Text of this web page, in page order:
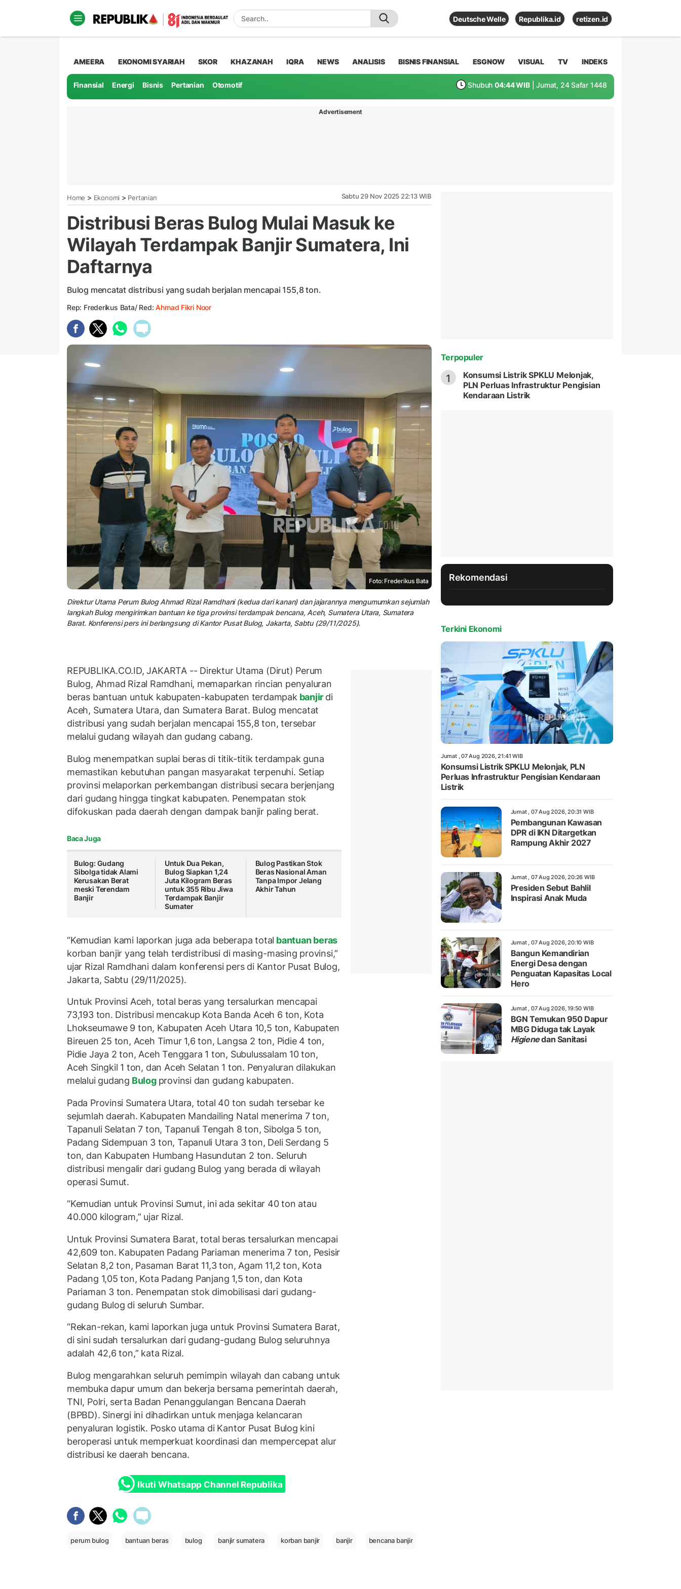
Deutsche Welle Republika.id retizen.id
AMEERA EKONOMI SYARIAH SKOR KHAZANAH IQRA NEWS ANALISIS BISNIS FINANSIAL ESGNOW VISUAL TV INDEKS
Finansial Energi Bisnis Pertanian Otomotif Shubuh 04:44 WIB | Jumat, 24 Safar 1448
Advertisement
Home > Ekonomi > Pertanian Sabtu 29 Nov 2025 22:13 WIB
Distribusi Beras Bulog Mulai Masuk ke
Wilayah Terdampak Banjir Sumatera, Ini
Daftarnya
Bulog mencatat distribusi yang sudah berjalan mencapai 155,8 ton.
Rep: Frederikus Bata/ Red:Ahmad Fikri Noor
Foto: Frederikus Bata
Direktur Utama Perum Bulog Ahmad Rizal Ramdhani (kedua dari kanan) dan jajarannya mengumumkan sejumlah
langkah Bulog mengirimkan bantuan ke tiga provinsi terdampak bencana, Aceh, Sumatera Utara, Sumatera
Barat. Konferensi pers ini berlangsung di Kantor Pusat Bulog, Jakarta, Sabtu (29/11/2025).
REPUBLIKA.CO.ID, JAKARTA -- Direktur Utama (Dirut) Perum
Bulog, Ahmad Rizal Ramdhani, memaparkan rincian penyaluran
beras bantuan untuk kabupaten-kabupaten terdampak banjir di
Aceh, Sumatera Utara, dan Sumatera Barat. Bulog mencatat
distribusi yang sudah berjalan mencapai 155,8 ton, tersebar
melalui gudang wilayah dan gudang cabang.
Bulog menempatkan suplai beras di titik-titik terdampak guna
memastikan kebutuhan pangan masyarakat terpenuhi. Setiap
provinsi melaporkan perkembangan distribusi secara berjenjang
dari gudang hingga tingkat kabupaten. Penempatan stok
difokuskan pada daerah dengan dampak banjir paling berat.
Baca Juga
Bulog: Gudang
Sibolga tidak Alami
Kerusakan Berat
meski Terendam
Banjir
Untuk Dua Pekan,
Bulog Siapkan 1,24
Juta Kilogram Beras
untuk 355 Ribu Jiwa
Terdampak Banjir
Sumater
Bulog Pastikan Stok
Beras Nasional Aman
Tanpa Impor Jelang
Akhir Tahun
“Kemudian kami laporkan juga ada beberapa total bantuan beras
korban banjir yang telah terdistribusi di masing-masing provinsi,”
ujar Rizal Ramdhani dalam konferensi pers di Kantor Pusat Bulog,
Jakarta, Sabtu (29/11/2025).
Untuk Provinsi Aceh, total beras yang tersalurkan mencapai
73,193 ton. Distribusi mencakup Kota Banda Aceh 6 ton, Kota
Lhokseumawe 9 ton, Kabupaten Aceh Utara 10,5 ton, Kabupaten
Bireuen 25 ton, Aceh Timur 1,6 ton, Langsa 2 ton, Pidie 4 ton,
Pidie Jaya 2 ton, Aceh Tenggara 1 ton, Subulussalam 10 ton,
Aceh Singkil 1 ton, dan Aceh Selatan 1 ton. Penyaluran dilakukan
melalui gudang Bulog provinsi dan gudang kabupaten.
Pada Provinsi Sumatera Utara, total 40 ton sudah tersebar ke
sejumlah daerah. Kabupaten Mandailing Natal menerima 7 ton,
Tapanuli Selatan 7 ton, Tapanuli Tengah 8 ton, Sibolga 5 ton,
Padang Sidempuan 3 ton, Tapanuli Utara 3 ton, Deli Serdang 5
ton, dan Kabupaten Humbang Hasundutan 2 ton. Seluruh
distribusi mengalir dari gudang Bulog yang berada di wilayah
operasi Sumut.
“Kemudian untuk Provinsi Sumut, ini ada sekitar 40 ton atau
40.000 kilogram,” ujar Rizal.
Untuk Provinsi Sumatera Barat, total beras tersalurkan mencapai
42,609 ton. Kabupaten Padang Pariaman menerima 7 ton, Pesisir
Selatan 8,2 ton, Pasaman Barat 11,3 ton, Agam 11,2 ton, Kota
Padang 1,05 ton, Kota Padang Panjang 1,5 ton, dan Kota
Pariaman 3 ton. Penempatan stok dimobilisasi dari gudang-
gudang Bulog di seluruh Sumbar.
“Rekan-rekan, kami laporkan juga untuk Provinsi Sumatera Barat,
di sini sudah tersalurkan dari gudang-gudang Bulog seluruhnya
adalah 42,6 ton,” kata Rizal.
Bulog mengarahkan seluruh pemimpin wilayah dan cabang untuk
membuka dapur umum dan bekerja bersama pemerintah daerah,
TNI, Polri, serta Badan Penanggulangan Bencana Daerah
(BPBD). Sinergi ini dihadirkan untuk menjaga kelancaran
penyaluran logistik. Posko utama di Kantor Pusat Bulog kini
beroperasi untuk memperkuat koordinasi dan mempercepat alur
distribusi ke daerah bencana.
Ikuti Whatsapp Channel Republika
perum bulog bantuan beras bulog banjir sumatera korban banjir banjir bencana banjir
Terpopuler
1
Konsumsi Listrik SPKLU Melonjak,
PLN Perluas Infrastruktur Pengisian
Kendaraan Listrik
Rekomendasi
Terkini Ekonomi
Jumat , 07 Aug 2026, 21:41 WIB
Konsumsi Listrik SPKLU Melonjak, PLN
Perluas Infrastruktur Pengisian Kendaraan
Listrik
Jumat , 07 Aug 2026, 20:31 WIB
Pembangunan Kawasan
DPR di IKN Ditargetkan
Rampung Akhir 2027
Jumat , 07 Aug 2026, 20:26 WIB
Presiden Sebut Bahlil
Inspirasi Anak Muda
Jumat , 07 Aug 2026, 20:10 WIB
Bangun Kemandirian
Energi Desa dengan
Penguatan Kapasitas Local
Hero
Jumat , 07 Aug 2026, 19:50 WIB
BGN Temukan 950 Dapur
MBG Diduga tak Layak
Higienedan Sanitasi